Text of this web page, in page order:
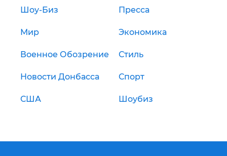
Шоу-Биз Пресса
Мир Экономика
Военное Обозрение Стиль
Новости Донбасса Спорт
США Шоубиз